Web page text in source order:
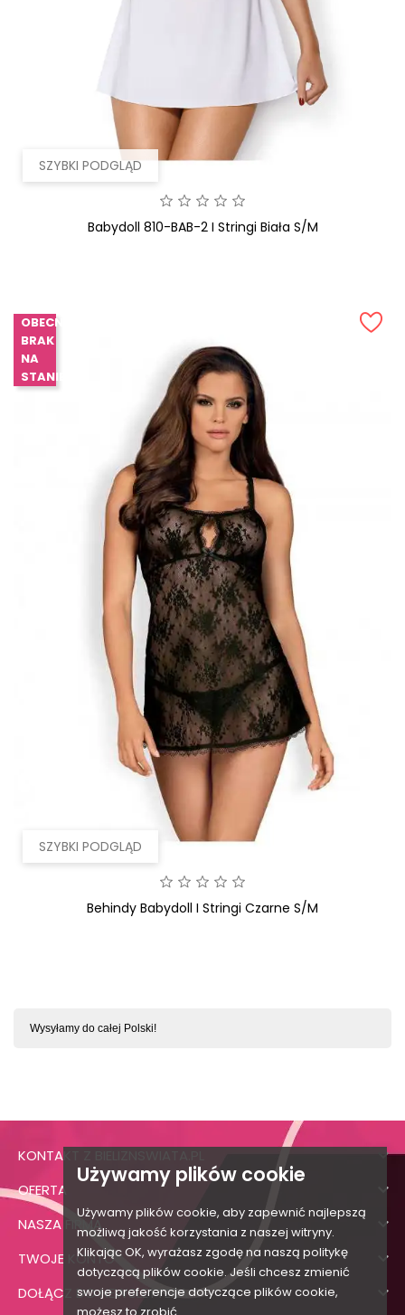
Używamy plików cookie
Używamy plików cookie, aby zapewnić najlepszą
możliwą jakość korzystania z naszej witryny.
Klikając OK, wyrażasz zgodę na naszą politykę
dotyczącą plików cookie. Jeśli chcesz zmienić
swoje preferencje dotyczące plików cookie,
SZYBKI PODGLĄD
Babydoll 810-BAB-2 I Stringi Biała S/M
SZYBKI PODGLĄD
OBECNIE
BRAK
NA
STANIE
Behindy Babydoll I Stringi Czarne S/M
Wysyłamy do całej Polski!
KONTAKT Z BIELIZNSWIATA.PL 
OFERTA 
NASZA FIRMA 
TWOJE KONTO 
DOŁĄCZ DO NEWSLETTERA 